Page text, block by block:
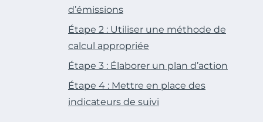
d’émissions
Étape 2 : Utiliser une méthode de
calcul appropriée
Étape 3 : Élaborer un plan d’action
Étape 4 : Mettre en place des
indicateurs de suivi